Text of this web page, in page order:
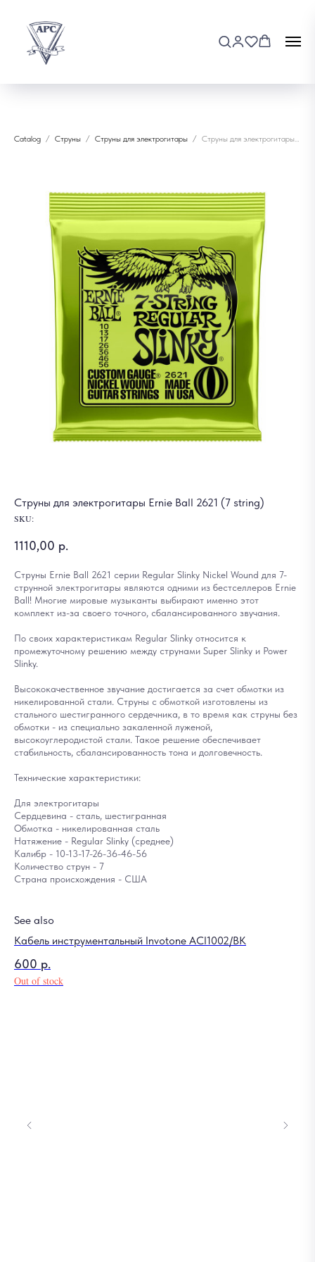
Catalog Струны Струны для электрогитары Струны для электрогитары Ernie Ball 2621 (7 string)
Струны для электрогитары Ernie Ball 2621 (7 string)
SKU:
1110,00 р.
Струны Ernie Ball 2621 серии Regular Slinky Nickel Wound для 7-
струнной электрогитары являются одними из бестселлеров Ernie
Ball! Многие мировые музыканты выбирают именно этот
комплект из-за своего точного, сбалансированного звучания.
По своих характеристикам Regular Slinky относится к
промежуточному решению между струнами Super Slinky и Power
Slinky.
Высококачественное звучание достигается за счет обмотки из
никелированной стали. Струны с обмоткой изготовлены из
стального шестигранного сердечника, в то время как струны без
обмотки - из специально закаленной луженой,
высокоуглеродистой стали. Такое решение обеспечивает
стабильность, сбалансированность тона и долговечность.
Технические характеристики:
Для электрогитары
Сердцевина - сталь, шестигранная
Обмотка - никелированная сталь
Натяжение - Regular Slinky (среднее)
Калибр - 10-13-17-26-36-46-56
Количество струн - 7
Страна происхождения - США
See also
Кабель инструментальный Invotone ACI1002/BK
600 р.
Out of stock